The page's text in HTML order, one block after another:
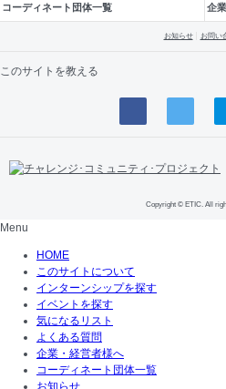
コーディネート団体一覧 企
お知らせ お問い
このサイトを教える
Copyright © ETIC. All
Menu
HOME
このサイトについて
インターンシップを探す
イベントを探す
気になるリスト
よくある質問
企業・経営者様へ
コーディネート団体一覧
お知らせ